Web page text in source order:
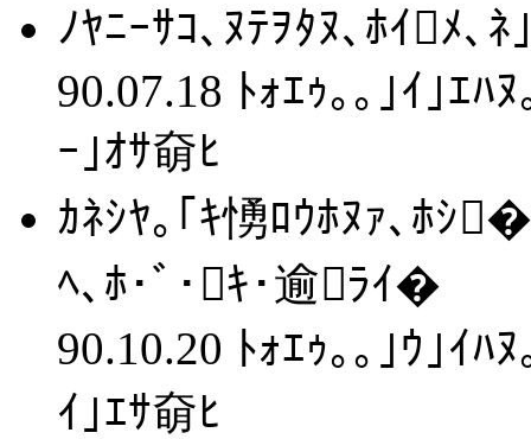
ﾉﾔﾆｰｻｺ､ﾇﾃｦﾀﾇ､ﾎｲﾒ､ﾈ
90.07.18 ﾄｫｴｩ｡｡｣ｲ｣ｴﾊ
ｰ｣ｵｻ奛ﾋ
ｶﾈｼﾔ｡｢ｷ愑ﾛｳﾎﾇｧ､ﾎｼ
ﾍ､ﾎ･ﾞ･ｷ･逾ﾗｲ�
90.10.20 ﾄｫｴｩ｡｡｣ｳ｣ｲﾊ
ｲ｣ｴｻ奛ﾋ